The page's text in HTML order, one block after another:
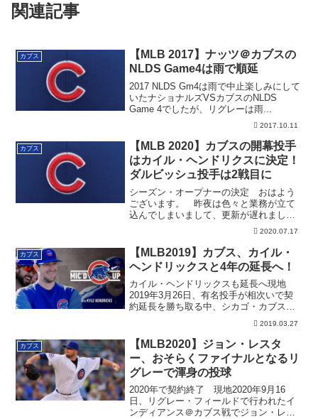
関連記事
カブス
【MLB 2017】ナッツ＠カブスの
NLDS Game4は雨で順延
2017 NLDS Gm4は雨で中止楽しみにして
いたナショナルズVSカブスのNLDS
Game 4でしたが、リグレーは雨...
2017.10.11
カブス
【MLB 2020】カブスの開幕投手
はカイル・ヘンドリクスに決定！
ダルビッシュ投手は2戦目に
シーズン・オープナーの決定 おはよう
ございます。 昨夜は色々と業務が立て
込んでしまいまして、更新が遅れまし
2020.07.17
カブス
【MLB2019】カブス、カイル・
ヘンドリックスと4年の延長へ！
カイル・ヘンドリックスも延長へ現地
2019年3月26日、有名投手が相次いで契
約延長を勝ち取る中、シカゴ・カブスも
2019.03.27
カブス
【MLB2020】ジョン・レスタ
ー、おそらくファイナルとなるリ
グレーで渾身の投球
2020年で契約終了 現地2020年9月16
日、リグレー・フィールドで行われたイ
ンディアンス＠カブス戦でジョン・レス